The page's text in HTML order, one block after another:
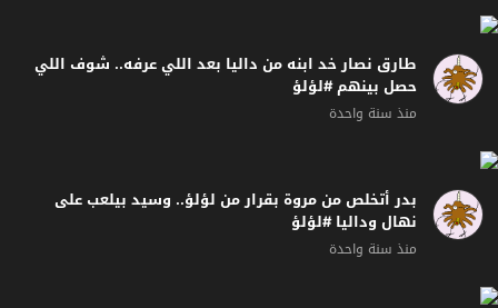
طارق نصار خد ابنه من داليا بعد اللي عرفه.. شوف اللي
حصل بينهم #لؤلؤ
منذ سنة واحدة
بدر أتخلص من مروة بقرار من لؤلؤ.. وسيد بيلعب على
نهال وداليا #لؤلؤ
منذ سنة واحدة